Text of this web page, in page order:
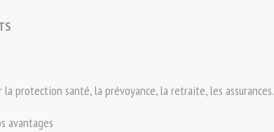
la protection santé, la prévoyance, la retraite, les assurances.
avantages